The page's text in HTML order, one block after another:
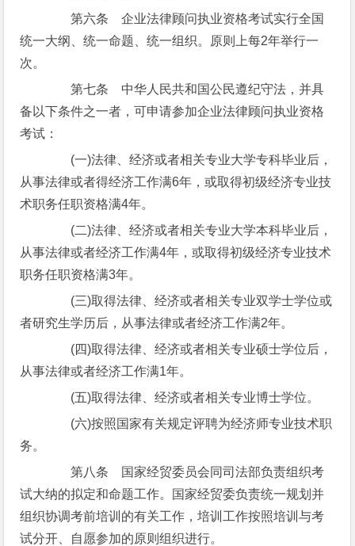
第六条 企业法律顾问执业资格考试实行全国
统一大纲、统一命题、统一组织。原则上每2年举行一
次。
第七条 中华人民共和国公民遵纪守法，并具
备以下条件之一者，可申请参加企业法律顾问执业资格
考试：
(一)法律、经济或者相关专业大学专科毕业后，
从事法律或者得经济工作满6年，或取得初级经济专业技
术职务任职资格满4年。
(二)法律、经济或者相关专业大学本科毕业后，
从事法律或者经济工作满4年，或取得初级经济专业技术
职务任职资格满3年。
(三)取得法律、经济或者相关专业双学士学位或
者研究生学历后，从事法律或者经济工作满2年。
(四)取得法律、经济或者相关专业硕士学位后，
从事法律或者经济工作满1年。
(五)取得法律、经济或者相关专业博士学位。
(六)按照国家有关规定评聘为经济师专业技术职
务。
第八条 国家经贸委员会同司法部负责组织考
试大纳的拟定和命题工作。国家经贸委负责统一规划并
组织协调考前培训的有关工作，培训工作按照培训与考
试分开、自愿参加的原则组织进行。